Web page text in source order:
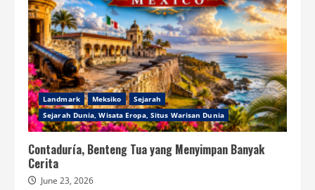
Landmark Meksiko
Sejarah
Sejarah Dunia, Wisata Eropa, Situs Warisan Dunia
Contaduría, Benteng Tua yang Menyimpan Banyak
Cerita
June 23, 2026